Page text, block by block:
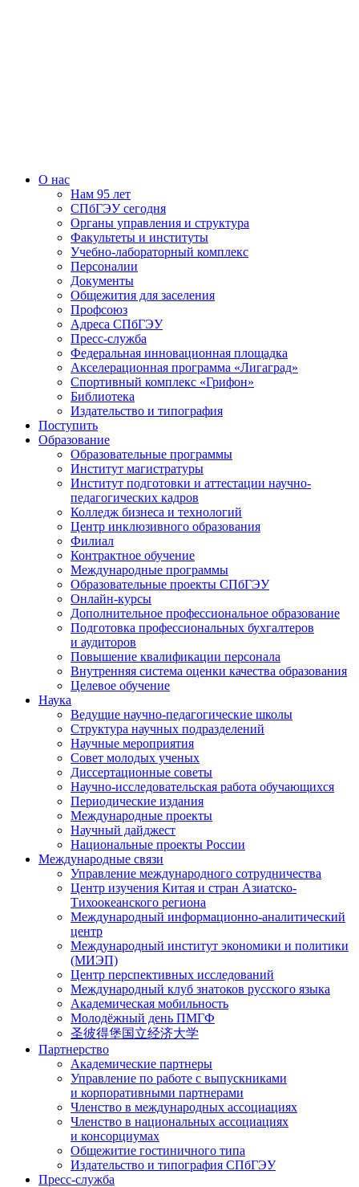
О нас
Нам 95 лет
СПбГЭУ сегодня
Органы управления и структура
Факультеты и институты
Учебно-лабораторный комплекс
Персоналии
Документы
Общежития для заселения
Профсоюз
Адреса СПбГЭУ
Пресс-служба
Федеральная инновационная площадка
Акселерационная программа «Лигаград»­­
Спортивный комплекс «Грифон»
Библиотека
Издательство и типография
Поступить
Образование
Образовательные программы
Институт магистратуры
Институт подготовки и аттестации научно-
педагогических кадров
Колледж бизнеса и технологий
Центр инклюзивного образования
Филиал
Контрактное обучение
Международные программы
Образовательные проекты СПбГЭУ
Онлайн-курсы
Дополнительное профессиональное образование
Подготовка профессиональных бухгалтеров
и аудиторов
Повышение квалификации персонала
Внутренняя система оценки качества образования
Целевое обучение
Наука
Ведущие научно-педагогические школы
Структура научных подразделений
Научные мероприятия
Совет молодых ученых
Диссертационные советы
Научно-исследовательская работа обучающихся
Периодические издания
Международные проекты
Научный дайджест
Национальные проекты России
Международные связи
Управление международного сотрудничества
Центр изучения Китая и стран Азиатско-
Тихоокеанского региона
Международный информационно-аналитический
центр
Международный институт экономики и политики
(МИЭП)
Центр перспективных исследований
Международный клуб знатоков русского языка
Академическая мобильность
Молодёжный день ПМГФ
圣彼得堡国立经济大学
Партнерство
Академические партнеры
Управление по работе с выпускниками
и корпоративными партнерами
Членство в международных ассоциациях
Членство в национальных ассоциациях
и консорциумах
Общежитие гостиничного типа
Издательство и типография СПбГЭУ
Пресс-служба